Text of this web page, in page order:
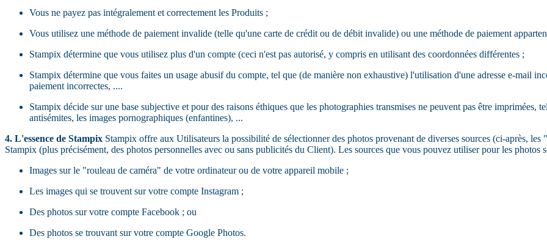
Vous ne payez pas intégralement et correctement les Produits ;
Vous utilisez une méthode de paiement invalide (telle qu'une carte de crédit ou de débit invalide) ou une méthode de paiement
Stampix détermine que vous utilisez plus d'un compte (ceci n'est pas autorisé, y compris en utilisant des coordonnées différentes ;
Stampix détermine que vous faites un usage abusif du compte, tel que (de manière non exhaustive) l'utilisation d'une adresse e-mail
paiement incorrectes, ....
Stampix décide sur une base subjective et pour des raisons éthiques que les photographies transmises ne peuvent pas être imprimées,
antisémites, les images pornographiques (enfantines), ...
4. L'essence de Stampix Stampix offre aux Utilisateurs la possibilité de sélectionner des photos provenant de diverses sources (ci-après,
Stampix (plus précisément, des photos personnelles avec ou sans publicités du Client). Les sources que vous pouvez utiliser pour les photos
Images sur le "rouleau de caméra" de votre ordinateur ou de votre appareil mobile ;
Les images qui se trouvent sur votre compte Instagram ;
Des photos sur votre compte Facebook ; ou
Des photos se trouvant sur votre compte Google Photos.